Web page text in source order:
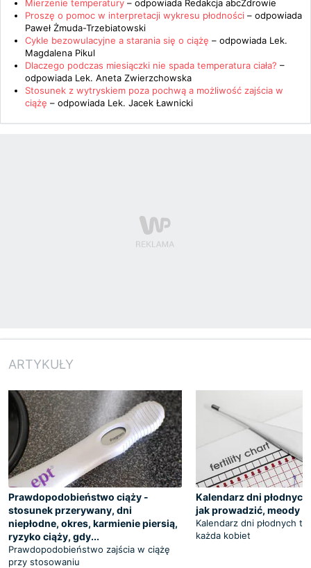
Mierzenie temperatury – odpowiada Redakcja abcZdrowie
Proszę o pomoc w interpretacji wykresu płodności – odpowiada
Paweł Żmuda-Trzebiatowski
Cykle bezowulacyjne a starania się o ciążę – odpowiada Lek.
Magdalena Pikul
Dlaczego podczas miesiączki nie spada temperatura ciała? –
odpowiada Lek. Aneta Zwierzchowska
Stosunek z wytryskiem poza pochwą a możliwość zajścia w
ciążę – odpowiada Lek. Jacek Ławnicki
ARTYKUŁY
Prawdopodobieństwo ciąży -
stosunek przerywany, dni
niepłodne, okres, karmienie piersią,
ryzyko ciąży, gdy...
Prawdopodobieństwo zajścia w ciążę
przy stosowaniu
Kalendarz dni
jak prowadzić, meody
Kalendarz dni płodnych
każda kobiet